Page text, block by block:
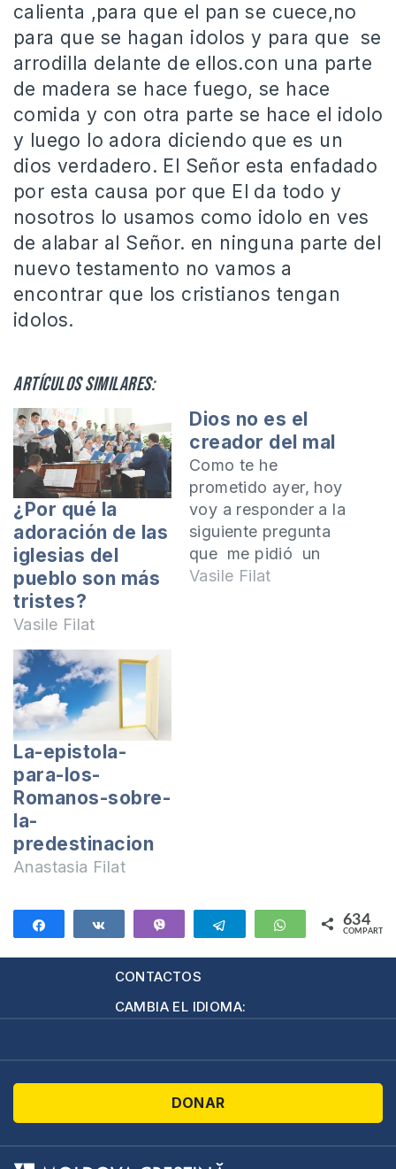
calienta ,para que el pan se cuece,no
para que se hagan idolos y para que se
arrodilla delante de ellos.con una parte
de madera se hace fuego, se hace
comida y con otra parte se hace el idolo
y luego lo adora diciendo que es un
dios verdadero. El Señor esta enfadado
por esta causa por que El da todo y
nosotros lo usamos como idolo en ves
de alabar al Señor. en ninguna parte del
nuevo testamento no vamos a
encontrar que los cristianos tengan
idolos.
Artículos similares:
¿Por qué la
adoración de las
iglesias del
pueblo son más
tristes?
Vasile Filat
Dios no es el
creador del mal
Como te he
prometido ayer, hoy
voy a responder a la
siguiente pregunta
que me pidió un
lector del portal:
Vasile Filat
La-epistola-
para-los-
Romanos-sobre-
la-
predestinacion
Anastasia Filat
Compartir Compartir Telegram WhatsApp
634
COMPARTIR
CONTACTOS
CAMBIA EL IDIOMA:
DONAR